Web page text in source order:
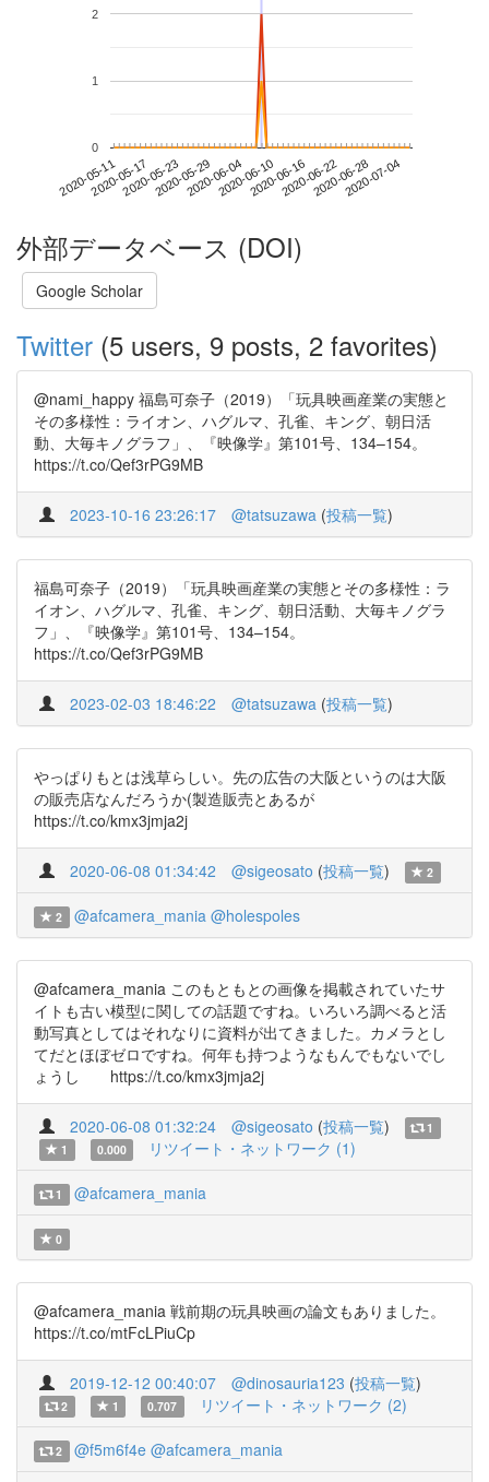
2020-05-112020-05-172020-05-232020-05-292020-06-042020-06-102020-06-162020-06-222020-06-282020-07-04
0
1
2
外部データベース (DOI)
Google Scholar
Twitter (5 users, 9 posts, 2 favorites)
@nami_happy 福島可奈子（2019）「玩具映画産業の実態と
その多様性：ライオン、ハグルマ、孔雀、キング、朝日活
動、大毎キノグラフ」、『映像学』第101号、134–154。
https://t.co/Qef3rPG9MB
2023-10-16 23:26:17 @tatsuzawa (投稿一覧)
福島可奈子（2019）「玩具映画産業の実態とその多様性：ラ
イオン、ハグルマ、孔雀、キング、朝日活動、大毎キノグラ
フ」、『映像学』第101号、134–154。
https://t.co/Qef3rPG9MB
2023-02-03 18:46:22 @tatsuzawa (投稿一覧)
やっぱりもとは浅草らしい。先の広告の大阪というのは大阪
の販売店なんだろうか(製造販売とあるが
https://t.co/kmx3jmja2j
2020-06-08 01:34:42 @sigeosato (投稿一覧) 2
2 @afcamera_mania @holespoles
@afcamera_mania このもともとの画像を掲載されていたサ
イトも古い模型に関しての話題ですね。いろいろ調べると活
動写真としてはそれなりに資料が出てきました。カメラとし
てだとほぼゼロですね。何年も持つようなもんでもないでし
ょうし https://t.co/kmx3jmja2j
2020-06-08 01:32:24 @sigeosato (投稿一覧)
1
1
0.000 リツイート・ネットワーク (1)
1 @afcamera_mania
0
@afcamera_mania 戦前期の玩具映画の論文もありました。
https://t.co/mtFcLPiuCp
2019-12-12 00:40:07 @dinosauria123 (投稿一覧)
2 1 0.707 リツイート・ネットワーク (2)
2 @f5m6f4e @afcamera_mania